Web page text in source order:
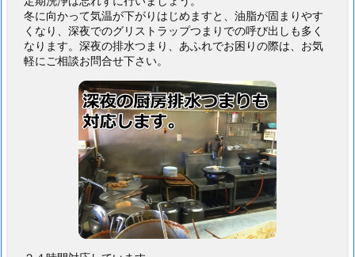
冬に向かって気温が下がりはじめますと、油脂が固まりやす
くなり、深夜でのグリストラップつまりでの呼び出しも多く
なります。深夜の排水つまり、あふれでお困りの際は、お気
軽にご相談お問合せ下さい。